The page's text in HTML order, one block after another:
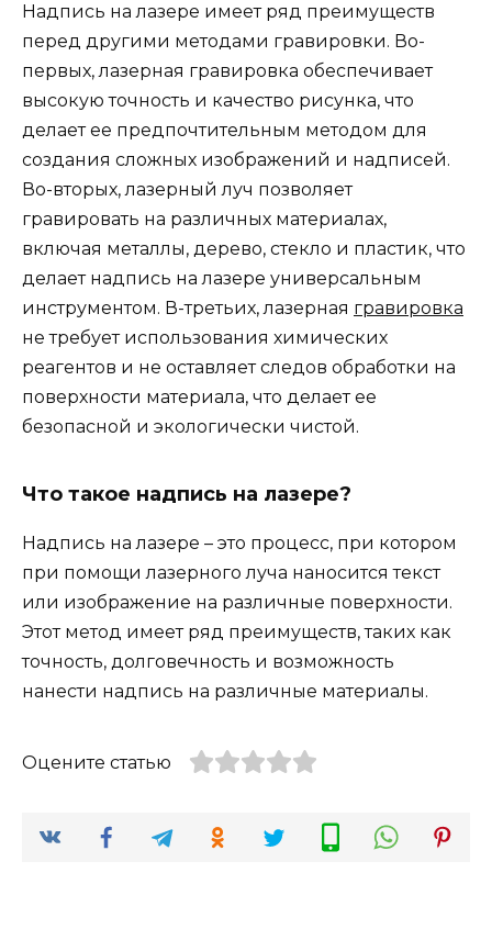
Надпись на лазере имеет ряд преимуществ
перед другими методами гравировки. Во-
первых, лазерная гравировка обеспечивает
высокую точность и качество рисунка, что
делает ее предпочтительным методом для
создания сложных изображений и надписей.
Во-вторых, лазерный луч позволяет
гравировать на различных материалах,
включая металлы, дерево, стекло и пластик, что
делает надпись на лазере универсальным
инструментом. В-третьих, лазерная гравировка
не требует использования химических
реагентов и не оставляет следов обработки на
поверхности материала, что делает ее
безопасной и экологически чистой.
Что такое надпись на лазере?
Надпись на лазере – это процесс, при котором
при помощи лазерного луча наносится текст
или изображение на различные поверхности.
Этот метод имеет ряд преимуществ, таких как
точность, долговечность и возможность
нанести надпись на различные материалы.
Оцените статью